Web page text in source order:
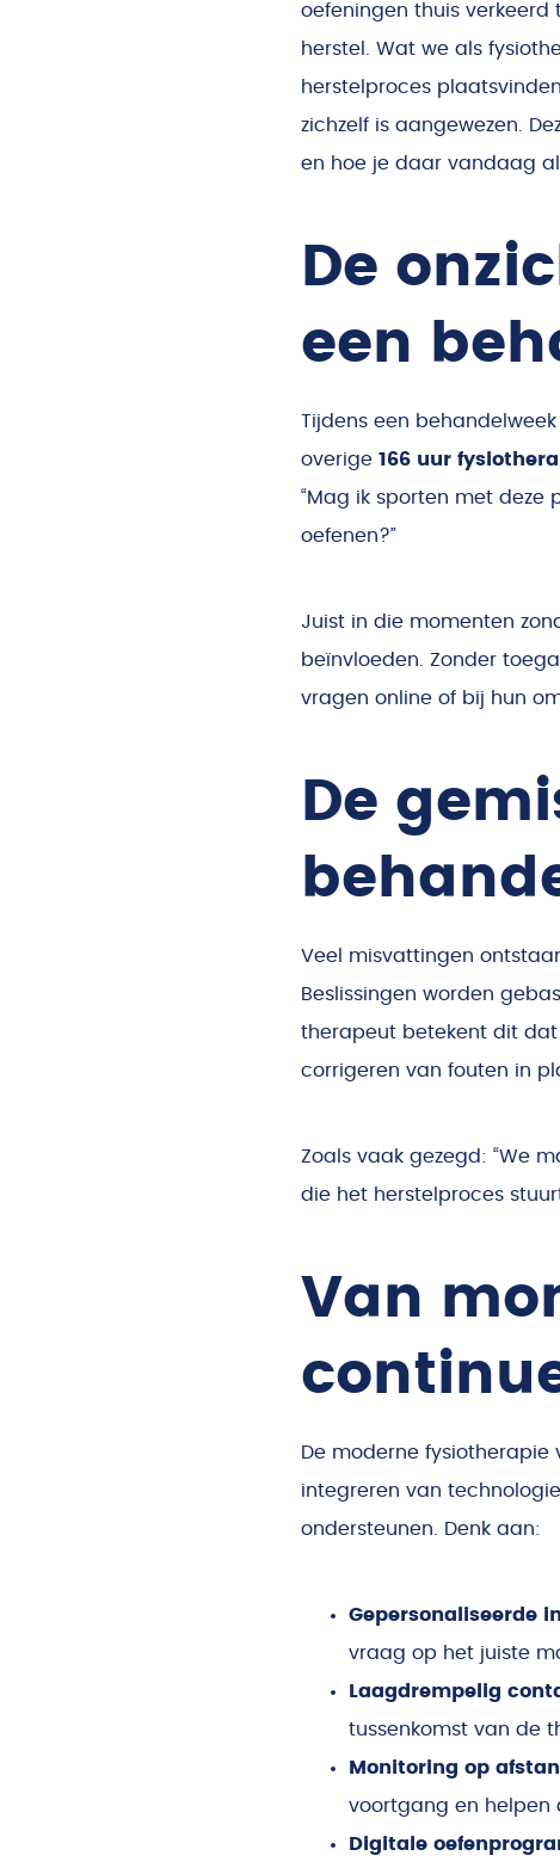
oefeningen thuis
herstel. Wat we als
herstelproces
zichzelf is aangewezen.
en hoe je daar vandaag al
De
een
Tijdens een
overige 166 uur
“Mag ik sporten met deze
oefenen?”
Juist in die momenten
beïnvloeden. Zonder
vragen online of bij hun
De
Veel misvattingen
Beslissingen worden
therapeut betekent dit
corrigeren van fouten in
Zoals vaak gezegd: “We
die het herstelproces
Van
De moderne
integreren van
ondersteunen. Denk aan:
Gepersonaliseerde
vraag op het juiste
Laagdrempelig
tussenkomst van de
Monitoring op
voortgang en helpen
Digitale